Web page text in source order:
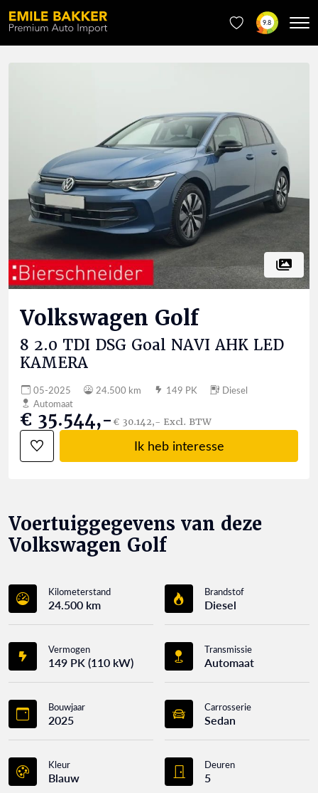
9.8
Volkswagen Golf
8 2.0 TDI DSG Goal NAVI AHK LED
KAMERA
05-2025 24.500 km 149 PK
Diesel
Automaat
€ 35.544,-€ 30.142,- Excl. BTW
Ik heb interesse
Voertuiggegevens van deze
Volkswagen Golf
Kilometerstand
24.500 km
Brandstof
Diesel
Vermogen
149 PK (110 kW)
Transmissie
Automaat
Bouwjaar
2025
Carrosserie
Sedan
Kleur
Blauw
Deuren
5